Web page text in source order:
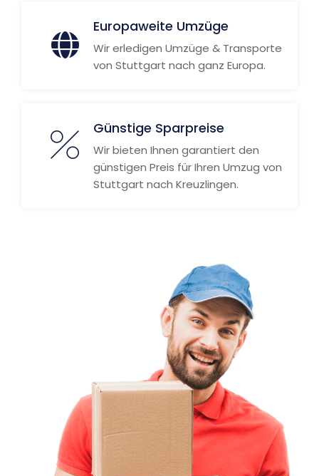
Europaweite Umzüge
Wir erledigen Umzüge & Transporte
von Stuttgart nach ganz Europa.
Günstige Sparpreise
Wir bieten Ihnen garantiert den
günstigen Preis für Ihren Umzug von
Stuttgart nach Kreuzlingen.